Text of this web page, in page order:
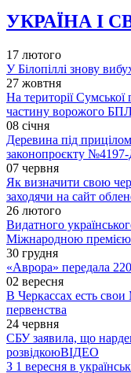
УКРАЇНА І
17 лютого
У Білопіллі знову
27 жовтня
На території Сумської
частину ворожого
08 січня
Деревина під
законопроєкту
07 червня
Як визначити свою
заходячи на сайт
26 лютого
Видатного
Міжнародною
30 грудня
«Аврора» передала
02 вересня
В Черкассах есть
первенства
24 червня
СБУ заявила, що
розвідкоюВІДЕО
З 1 вересня в